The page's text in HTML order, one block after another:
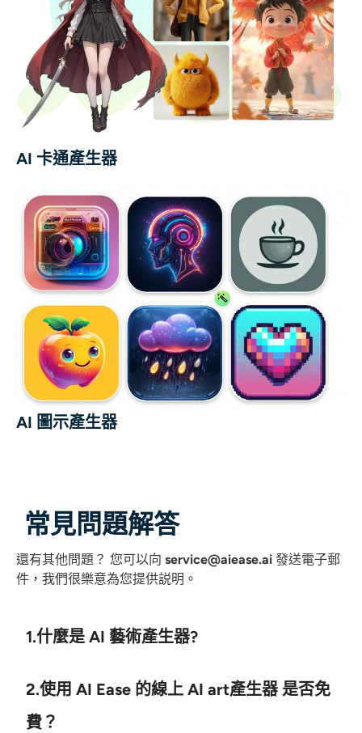
AI 卡通產生器
AI 圖示產生器
常見問題解答
還有其他問題？ 您可以向 service@aiease.ai 發送電子郵
件 ， 我們很樂意為您提供説明。
1.什麼是 AI 藝術產生器?
2.使用 AI Ease 的線上 AI art產生器 是否免
費？